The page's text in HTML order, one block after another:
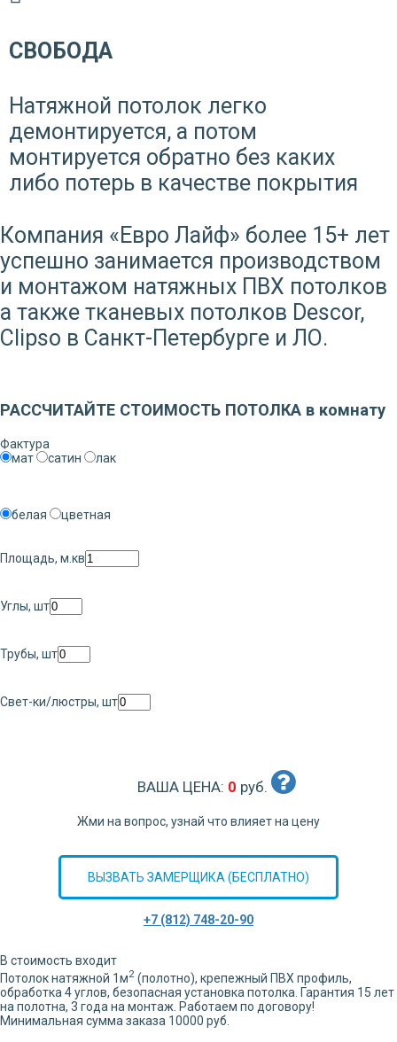
СВОБОДА
Натяжной потолок легко
демонтируется, а потом
монтируется обратно без каких
либо потерь в качестве покрытия
Компания «Евро Лайф» более 15+ лет
успешно занимается производством
и монтажом натяжных ПВХ потолков
а также тканевых потолков Descor,
Clipso в Санкт-Петербурге и ЛО.
РАССЧИТАЙТЕ СТОИМОСТЬ ПОТОЛКА в комнату
Фактура
мат
сатин лак
белая цветная
Площадь, м.кв
Углы, шт
Трубы, шт
Свет-ки/люстры, шт
ВАША ЦЕНА: 0 руб.
Жми на вопрос, узнай что влияет на цену
ВЫЗВАТЬ ЗАМЕРЩИКА (БЕСПЛАТНО)
+7 (812) 748-20-90
В стоимость входит
Потолок натяжной 1м2 (полотно), крепежный ПВХ профиль,
обработка 4углов, безопасная установка потолка. Гарантия 15 лет
на полотна, 3 года на монтаж. Работаем по договору!
Минимальная сумма заказа 10000 руб.